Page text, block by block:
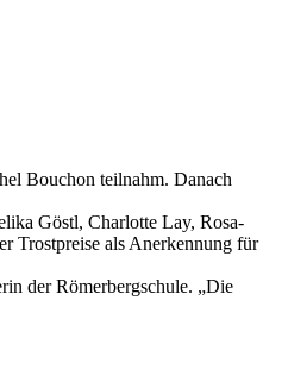
Bouchon teilnahm. Danach
Göstl, Charlotte Lay, Rosa-
Trostpreise als Anerkennung für
der Römerbergschule. „Die